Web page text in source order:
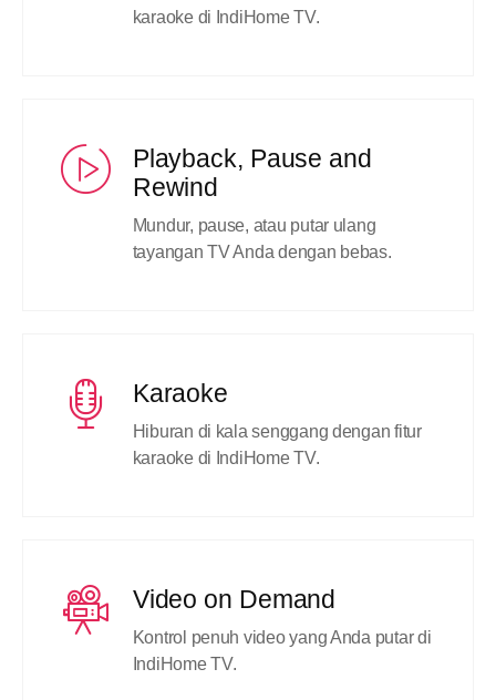
karaoke di IndiHome TV.
Playback, Pause and
Rewind
Mundur, pause, atau putar ulang
tayangan TV Anda dengan bebas.
Karaoke
Hiburan di kala senggang dengan fitur
karaoke di IndiHome TV.
Video on Demand
Kontrol penuh video yang Anda putar di
IndiHome TV.